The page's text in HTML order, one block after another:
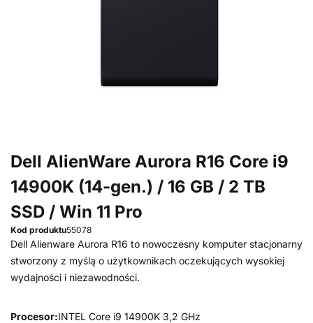
Dell AlienWare Aurora R16 Core i9
14900K (14-gen.) / 16 GB / 2 TB
SSD / Win 11 Pro
Kod produktu55078
Dell Alienware Aurora R16 to nowoczesny komputer stacjonarny
stworzony z myślą o użytkownikach oczekujących wysokiej
wydajności i niezawodności.
Procesor:INTEL Core i9 14900K 3,2 GHz